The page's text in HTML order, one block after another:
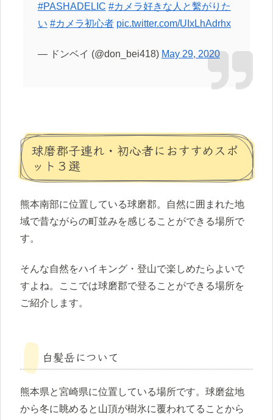
#PASHADELIC #カメラ好きな人と繫がりた
い #カメラ初心者 pic.twitter.com/UIxLhAdrhx
— ドンベイ (@don_bei418) May 29, 2020
球磨郡子連れ・初心者におすすめスポ
ット３選
熊本南部に位置している球磨郡。自然に囲まれた地
域で昔ながらの町並みを感じることができる場所で
す。
そんな自然をハイキング・登山で楽しめたらよいで
すよね。ここでは球磨郡で登ることができる場所を
ご紹介します。
白髪岳について
熊本県と宮崎県に位置している場所です。球磨盆地
から冬に眺めると山頂が樹氷に覆われてることから